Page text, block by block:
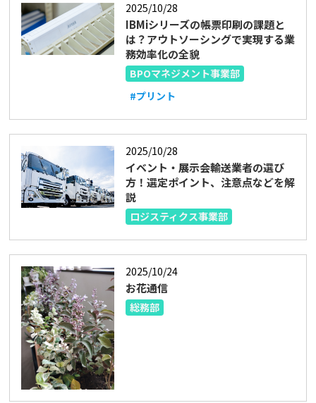
2025/10/28
IBMiシリーズの帳票印刷の課題と
は？アウトソーシングで実現する業
務効率化の全貌
BPOマネジメント事業部
#プリント
2025/10/28
イベント・展示会輸送業者の選び
方！選定ポイント、注意点などを解
説
ロジスティクス事業部
2025/10/24
お花通信
総務部